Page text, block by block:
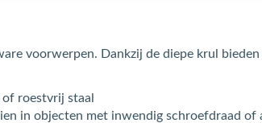
voorwerpen. Dankzij de diepe krul
roestvrij staal
in objecten met inwendig schroefdraad of